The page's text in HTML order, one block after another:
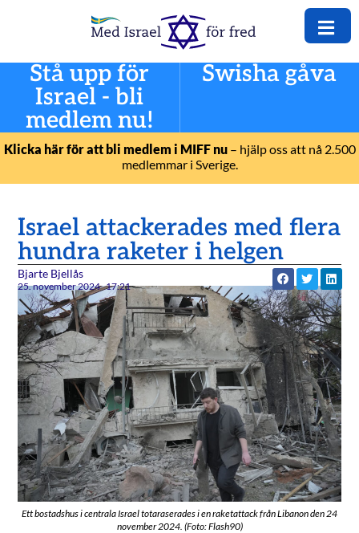
Stå upp för
Israel - bli
medlem nu!
Swisha gåva
Klicka här för att bli medlem i MIFF nu– hjälp oss att nå 2.500
medlemmar i Sverige.
Israel attackerades med flera
hundra raketer i helgen
Bjarte Bjellås
25. november 2024 17:21
Ett bostadshus i centrala Israel totaraserades i en raketattack från Libanon den 24
november 2024. (Foto: Flash90)